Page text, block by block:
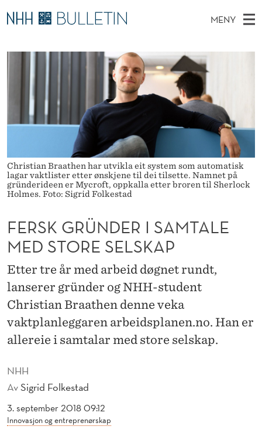
F
E
R
S
K
Ü
N
E
R
S
A
M
A
L
E
MENY
O
E
M
N
Y
Ø
E
Stipendiater og nye forskerprofiler
Disputaser
Ekspertutvalg
Om Bulletin
Christian Braathen har utvikla eit system som automatisk
lagar vaktlister etter ønskjene til dei tilsette. Namnet på
gründerideen er Mycroft, oppkalla etter broren til Sherlock
Holmes. Foto: Sigrid Folkestad
NHH
AvSigrid Folkestad
3. september 2018 09:12
Innovasjon og entreprenørskap
FERSK GRÜNDER I SAMTALE
MED STORE SELSKAP
Etter tre år med arbeid døgnet rundt,
lanserer gründer og NHH-student
Christian Braathen denne veka
vaktplanleggaren arbeidsplanen.no. Han er
allereie i samtalar med store selskap.